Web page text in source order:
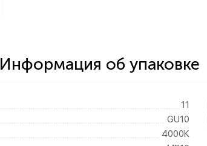
Информация об упаковке
11
GU10
4000К